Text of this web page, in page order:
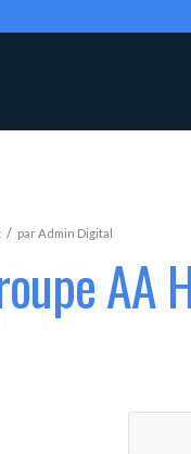
/ parAdmin Digital
AA